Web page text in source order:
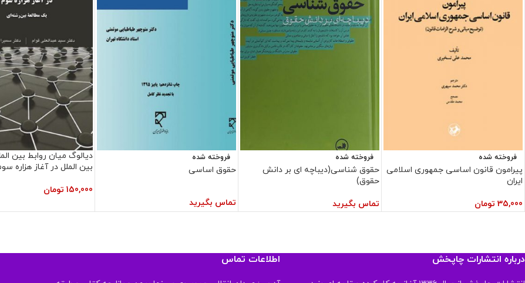
فروخته شده
پیرامون قانون اساسی جمهوری اسلامی
ایران
35,000 تومان
فروخته شده
حقوق شناسی(دیباچه ای بر دانش
حقوق)
تماس بگیرید
فروخته شده
حقوق اساسی
تماس بگیرید
دیالوگ میان روابط بین
بین الملل در آغاز هزاره
150,000 تومان
درباره انتشارات چاپخش اطلاعات تماس